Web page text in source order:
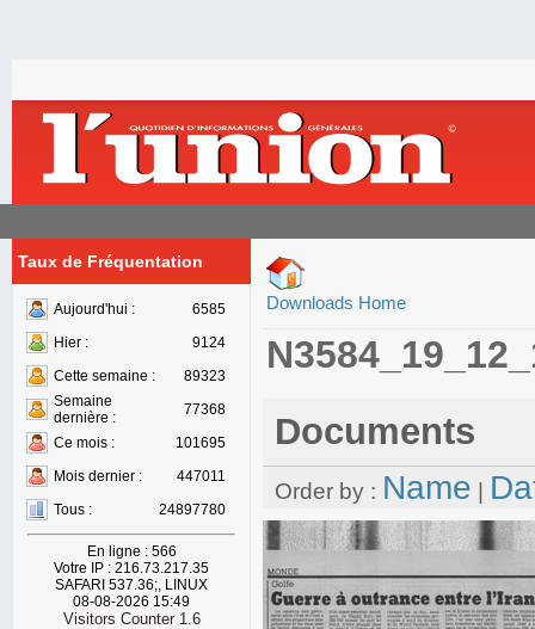
Taux de Fréquentation
Aujourd'hui :
6585
Hier :
9124
Cette semaine :
89323
Semaine
dernière :
77368
Ce mois :
101695
Mois dernier :
447011
Tous :
24897780
En ligne : 566
Votre IP : 216.73.217.35
SAFARI 537.36;, LINUX
08-08-2026 15:49
Visitors Counter 1.6
Downloads Home
Documents
Order by : Name